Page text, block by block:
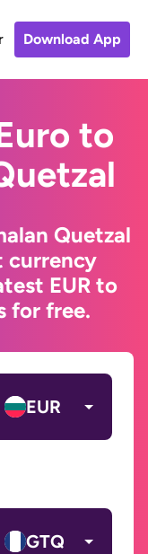
Download App
to
Quetzal
currency
EUR to
for free.
EUR
GTQ